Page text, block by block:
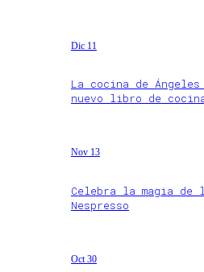
Dic 11
La cocina de Ángeles
nuevo libro de
Nov 13
Celebra la magia
Nespresso
Oct 30